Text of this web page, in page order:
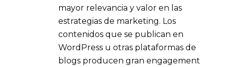
mayor relevancia y valor en las
estrategias de marketing. Los
contenidos que se publican en
WordPress u otras plataformas de
blogs producen gran engagement